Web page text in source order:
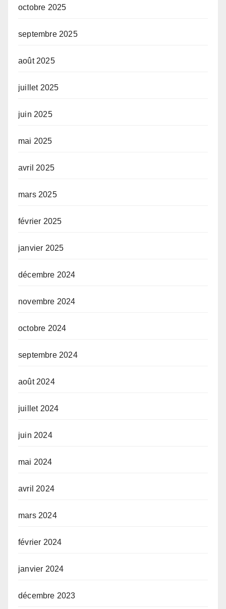
octobre 2025
septembre 2025
août 2025
juillet 2025
juin 2025
mai 2025
avril 2025
mars 2025
février 2025
janvier 2025
décembre 2024
novembre 2024
octobre 2024
septembre 2024
août 2024
juillet 2024
juin 2024
mai 2024
avril 2024
mars 2024
février 2024
janvier 2024
décembre 2023